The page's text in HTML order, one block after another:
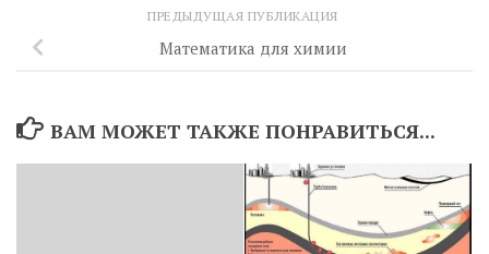
ПРЕДЫДУЩАЯ ПУБЛИКАЦИЯ
Математика для химии
ВАМ МОЖЕТ ТАКЖЕ ПОНРАВИТЬСЯ...